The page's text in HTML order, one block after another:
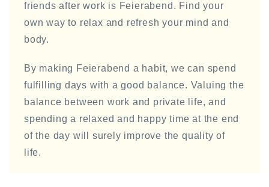
friends after work is Feierabend. Find your
own way to relax and refresh your mind and
body.
By making Feierabend a habit, we can spend
fulfilling days with a good balance. Valuing the
balance between work and private life, and
spending a relaxed and happy time at the end
of the day will surely improve the quality of
life.